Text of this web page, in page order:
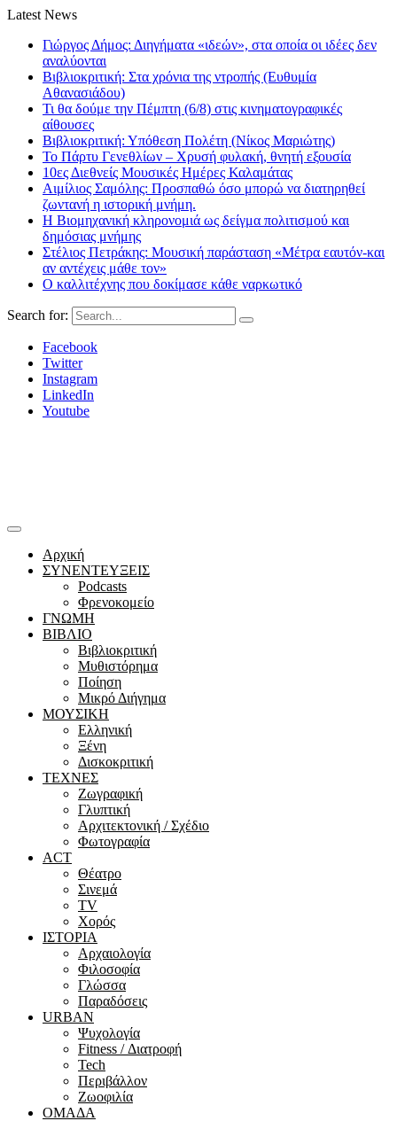
Latest News
Γιώργος Δήμος: Διηγήματα «ιδεών», στα οποία οι ιδέες δεν
αναλύονται
Βιβλιοκριτική: Στα χρόνια της ντροπής (Ευθυμία
Αθανασιάδου)
Τι θα δούμε την Πέμπτη (6/8) στις κινηματογραφικές
αίθουσες
Βιβλιοκριτική: Υπόθεση Πολέτη (Νίκος Μαριώτης)
Το Πάρτυ Γενεθλίων – Χρυσή φυλακή, θνητή εξουσία
10ες Διεθνείς Μουσικές Ημέρες Καλαμάτας
Αιμίλιος Σαμόλης: Προσπαθώ όσο μπορώ να διατηρηθεί
ζωντανή η ιστορική μνήμη.
Η Βιομηχανική κληρονομιά ως δείγμα πολιτισμού και
δημόσιας μνήμης
Στέλιος Πετράκης: Μουσική παράσταση «Μέτρα εαυτόν-και
αν αντέχεις μάθε τον»
Ο καλλιτέχνης που δοκίμασε κάθε ναρκωτικό
Search for:
Facebook
Twitter
Instagram
LinkedIn
Youtube
Αρχική
ΣΥΝΕΝΤΕΥΞΕΙΣ
Podcasts
Φρενοκομείο
ΓΝΩΜΗ
ΒΙΒΛΙΟ
Βιβλιοκριτική
Μυθιστόρημα
Ποίηση
Μικρό Διήγημα
ΜΟΥΣΙΚΗ
Ελληνική
Ξένη
Δισκοκριτική
ΤΕΧΝΕΣ
Ζωγραφική
Γλυπτική
Αρχιτεκτονική / Σχέδιο
Φωτογραφία
ACT
Θέατρο
Σινεμά
ΤV
Χορός
ΙΣΤΟΡΙΑ
Αρχαιολογία
Φιλοσοφία
Γλώσσα
Παραδόσεις
URBAN
Ψυχολογία
Fitness / Διατροφή
Tech
Περιβάλλον
Ζωοφιλία
ΟΜΑΔΑ